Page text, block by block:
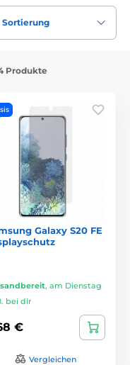
Sortierung
Produkte
Galaxy S20 FE
, am Dienstag
bei dir
€
Vergleichen